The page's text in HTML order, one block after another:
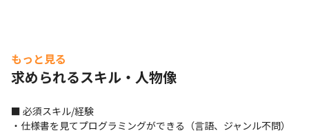
もっと見る
求められるスキル・人物像
■ 必須スキル/経験
・仕様書を見てプログラミングができる（言語、ジャンル不問）